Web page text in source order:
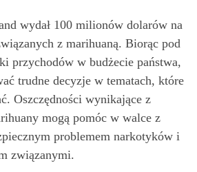
wydał 100 milionów dolarów na
z marihuaną. Biorąc pod
przychodów w budżecie państwa,
trudne decyzje w tematach, które
Oszczędności wynikające z
mogą pomóc w walce z
problemem narkotyków i
związanymi.